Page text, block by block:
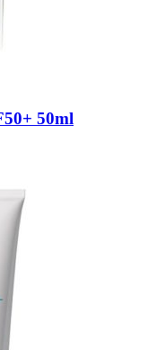
50ml